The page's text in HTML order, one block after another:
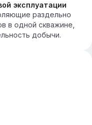
эксплуатации
раздельно
в одной скважине,
добычи.